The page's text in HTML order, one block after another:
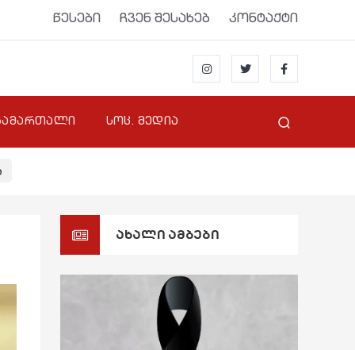
წესები ჩვენ შესახებ კონტაქტი
სოც. მედია
ახალი ამბები